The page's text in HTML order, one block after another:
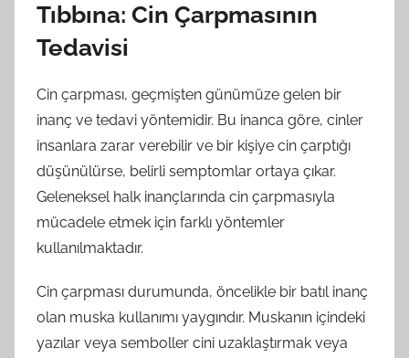
Tıbbına: Cin Çarpmasının
Tedavisi
Cin çarpması, geçmişten günümüze gelen bir
inanç ve tedavi yöntemidir. Bu inanca göre, cinler
insanlara zarar verebilir ve bir kişiye cin çarptığı
düşünülürse, belirli semptomlar ortaya çıkar.
Geleneksel halk inançlarında cin çarpmasıyla
mücadele etmek için farklı yöntemler
kullanılmaktadır.
Cin çarpması durumunda, öncelikle bir batıl inanç
olan muska kullanımı yaygındır. Muskanın içindeki
yazılar veya semboller cini uzaklaştırmak veya